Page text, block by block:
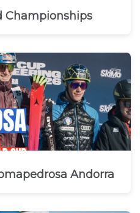
Championships
Andorra